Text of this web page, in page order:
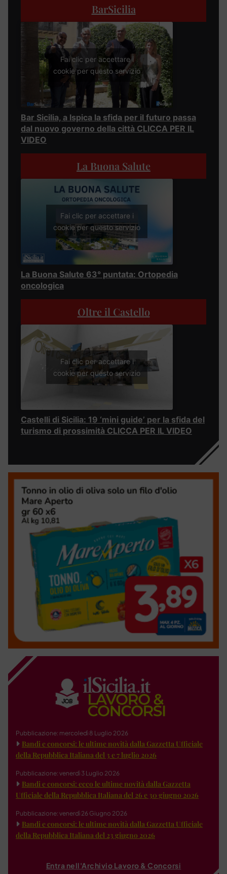
BarSicilia
Fai clic per accettare i
cookie per questo servizio
Bar Sicilia, a Ispica la sfida per il futuro passa
dal nuovo governo della città CLICCA PER IL
VIDEO
La Buona Salute
Fai clic per accettare i
cookie per questo servizio
La Buona Salute 63° puntata: Ortopedia
oncologica
Oltre il Castello
Fai clic per accettare i
cookie per questo servizio
Castelli di Sicilia: 19 ‘mini guide’ per la sfida del
turismo di prossimità CLICCA PER IL VIDEO
Pubblicazione: mercoledì 8 Luglio 2026
Bandi e concorsi: le ultime novità dalla Gazzetta Ufficiale
della Repubblica Italiana del 3 e 7 luglio 2026
Pubblicazione: venerdì 3 Luglio 2026
Bandi e concorsi: ecco le ultime novità dalla Gazzetta
Ufficiale della Repubblica Italiana del 26 e 30 giugno 2026
Pubblicazione: venerdì 26 Giugno 2026
Bandi e concorsi: le ultime novità dalla Gazzetta Ufficiale
della Repubblica Italiana del 23 giugno 2026
Entra nell'Archivio Lavoro & Concorsi